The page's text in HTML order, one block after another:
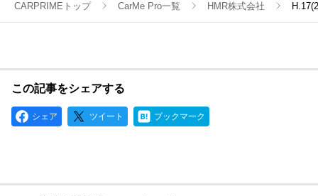
CARPRIMEトップ CarMe Pro一覧 HMR株式会社
この記事をシェアする
シェア ツイート ブックマーク